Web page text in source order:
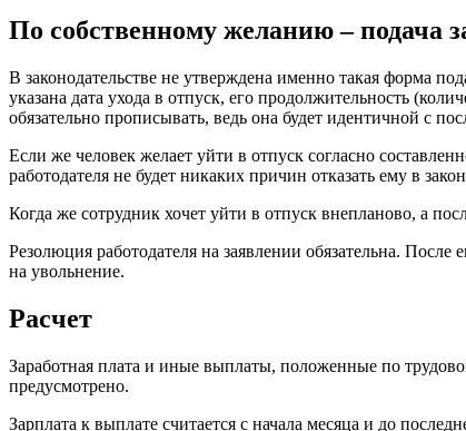
По собственному желанию – подача
В законодательстве не утверждена именно такая форма
указана дата ухода в отпуск, его продолжительность
обязательно прописывать, ведь она будет идентичной с
Если же человек желает уйти в отпуск согласно
работодателя не будет никаких причин отказать ему в
Когда же сотрудник хочет уйти в отпуск внепланово, а
Резолюция работодателя на заявлении обязательна.
на увольнение.
Расчет
Заработная плата и иные выплаты, положенные по
предусмотрено.
Зарплата к выплате считается с начала месяца и до